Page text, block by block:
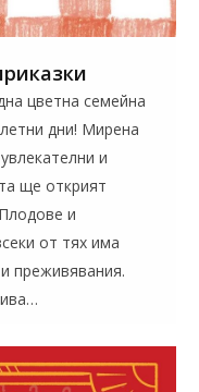
цветна семейна
дни! Мирена
и
ще открият
и
от тях има
преживявания.